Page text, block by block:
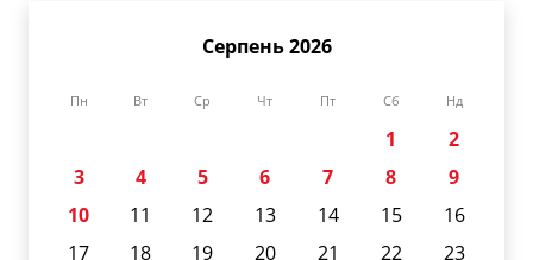
Серпень 2026
Пн Вт Ср Чт Пт Сб Нд
1
2
3
4 5 6 7 8
9
10
11 12 13 14 15
16
17
18 19 20 21 22
23